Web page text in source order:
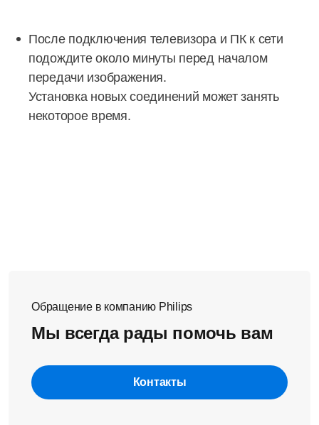
После подключения телевизора и ПК к сети
подождите около минуты перед началом
передачи изображения.
Установка новых соединений может занять
некоторое время.
Обращение в компанию Philips
Мы всегда рады помочь вам
Контакты